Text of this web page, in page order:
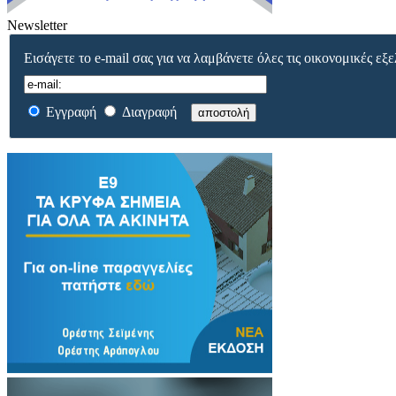
Newsletter
Εισάγετε το e-mail σας για να λαμβάνετε όλες τις οικονομικές
Εγγραφή Διαγραφή αποστολή